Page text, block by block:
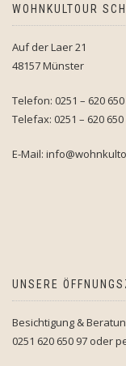
WOHNKULTOUR
Auf der Laer 21
48157 Münster
Telefon: 0251 – 620
Telefax: 0251 – 620 650
E-Mail:
UNSERE
Besichtigung &
0251 620 650 97 oder